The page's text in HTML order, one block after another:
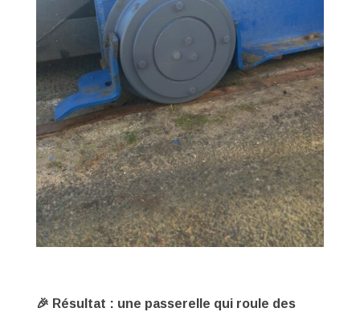
🎉 Résultat : une passerelle qui roule des